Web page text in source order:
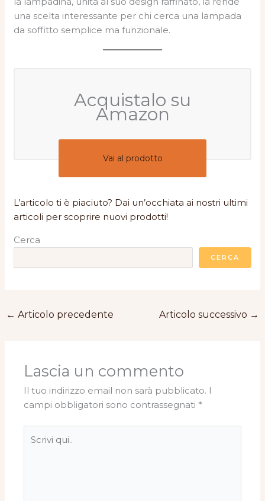
una scelta interessante per chi cerca una lampada
da soffitto semplice ma funzionale.
Acquistalo su
Amazon
Vai al prodotto
L’articolo ti è piaciuto? Dai un’occhiata ai nostri ultimi
articoli per scoprire nuovi prodotti!
Cerca
CERCA
← Articolo precedente Articolo successivo →
Lascia un commento
Il tuo indirizzo email non sarà pubblicato. I
campi obbligatori sono contrassegnati *
qui..